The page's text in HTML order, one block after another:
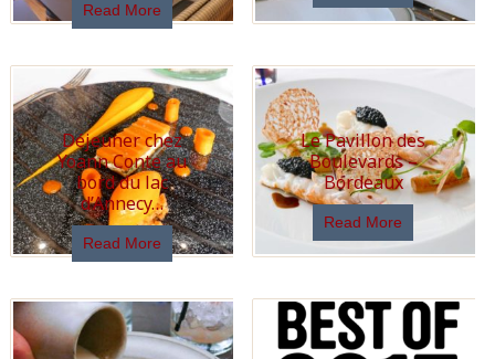
Read More
Déjeuner chez
Yoann Conte au
bord du lac
d’Annecy…
Read More
Le Pavillon des
Boulevards –
Bordeaux
Read More